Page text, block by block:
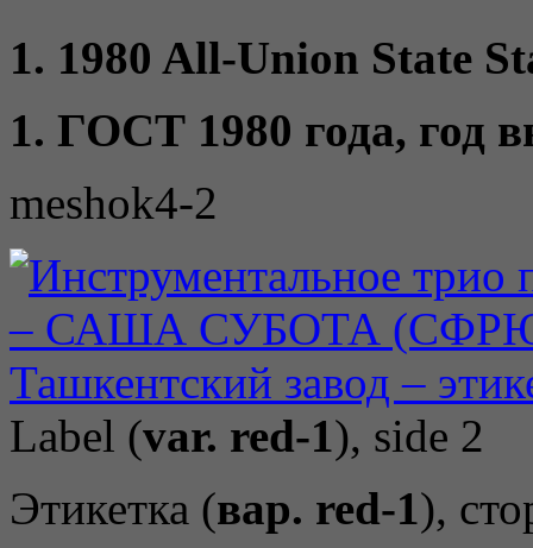
1. 1980 All-Union State
1. ГОСТ 1980 года, год
meshok4-2
Label (var. red-1), side 2
Этикетка (вар. red-1),